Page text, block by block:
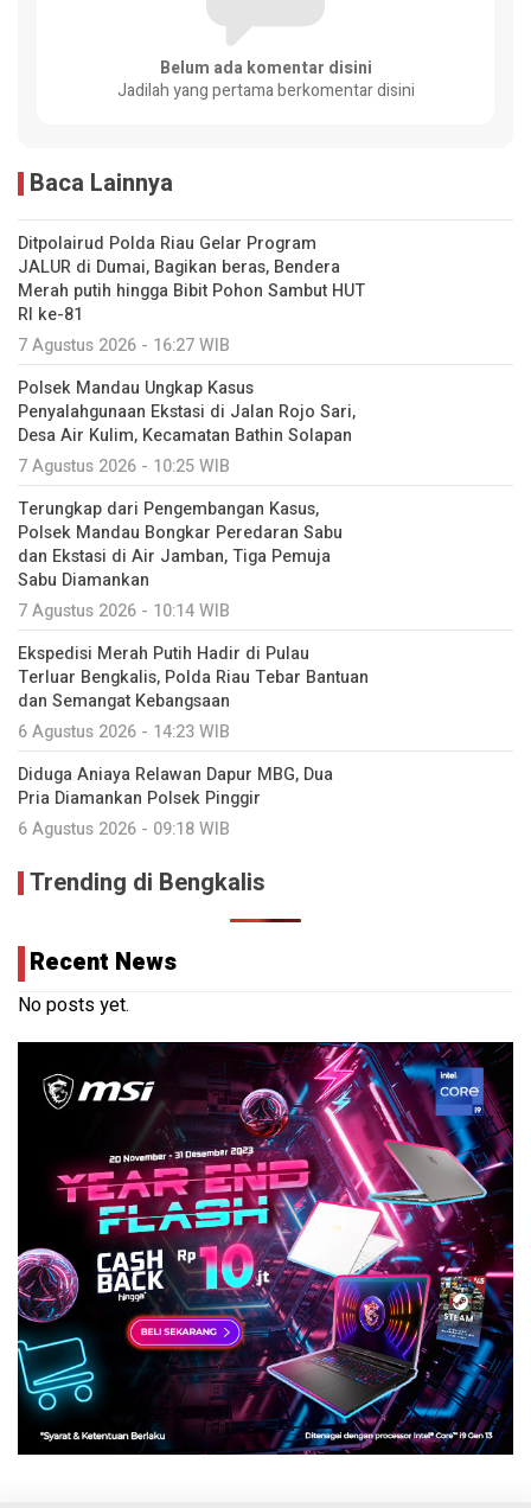
Belum ada komentar disini
Jadilah yang pertama berkomentar disini
Baca Lainnya
Ditpolairud Polda Riau Gelar Program
JALUR di Dumai, Bagikan beras, Bendera
Merah putih hingga Bibit Pohon Sambut HUT
RI ke-81
7 Agustus 2026 - 16:27 WIB
Polsek Mandau Ungkap Kasus
Penyalahgunaan Ekstasi di Jalan Rojo Sari,
Desa Air Kulim, Kecamatan Bathin Solapan
7 Agustus 2026 - 10:25 WIB
Terungkap dari Pengembangan Kasus,
Polsek Mandau Bongkar Peredaran Sabu
dan Ekstasi di Air Jamban, Tiga Pemuja
Sabu Diamankan
7 Agustus 2026 - 10:14 WIB
Ekspedisi Merah Putih Hadir di Pulau
Terluar Bengkalis, Polda Riau Tebar Bantuan
dan Semangat Kebangsaan
6 Agustus 2026 - 14:23 WIB
Diduga Aniaya Relawan Dapur MBG, Dua
Pria Diamankan Polsek Pinggir
6 Agustus 2026 - 09:18 WIB
Trending di Bengkalis
Recent News
No posts yet.